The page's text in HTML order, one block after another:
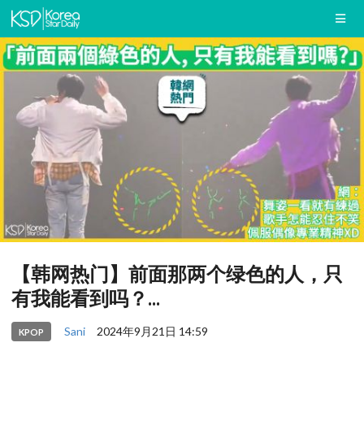
【韩网热门】前面那两个绿色的人，只
有我能看到吗？...
KPOP Sani 2024年9月21日 14:59